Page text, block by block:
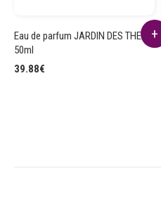
Eau de parfum JARDIN DES THES
50ml
39.88€